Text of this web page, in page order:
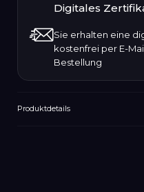
Digitales
Sie erhalten eine
kostenfrei per E-
Bestellung
Produktdetails